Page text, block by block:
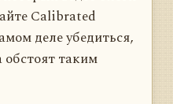
Calibrated
деле убедиться,
обстоят таким